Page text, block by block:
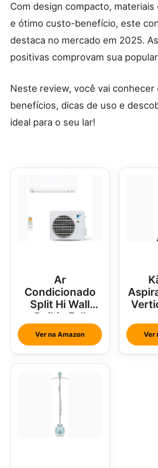
Com design compacto, materiais
e ótimo custo-benefício, este
destaca no mercado em 2025.
positivas comprovam sua
Neste review, você vai conhecer
benefícios, dicas de uso e
ideal para o seu lar!
Ar
Condicionado
Split Hi Wall
Daikin Full
Inverter 18000
Btus
Ver na Amazon Ver